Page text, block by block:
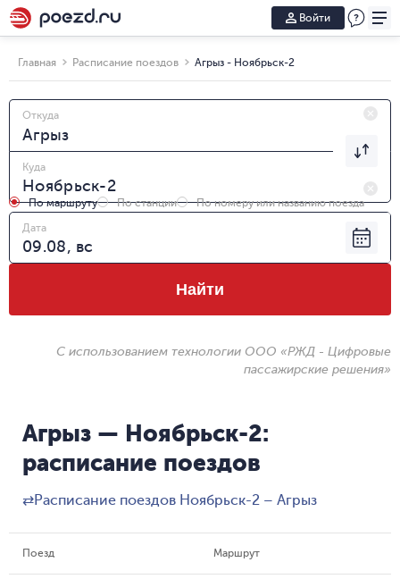
Войти
Главная Расписание поездов Агрыз - Ноябрьск-2
Откуда
Куда
По маршруту По станции
По номеру или названию поезда
Дата
Найти
С использованием технологии ООО «РЖД - Цифровые
пассажирские решения»
Агрыз — Ноябрьск-2:
расписание поездов
⇄Расписание поездов Ноябрьск-2 – Агрыз
Поезд Маршрут